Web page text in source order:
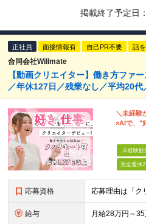
掲載終了予定日：
正社員 面接情報有 自己PR不要 話
合同会社Willmate
【動画クリエイター】働き方ファ
／年休127日／残業なし／平均20
＼未経験
×AIで、"
未経験歓
完全週休2
応募資格
給与